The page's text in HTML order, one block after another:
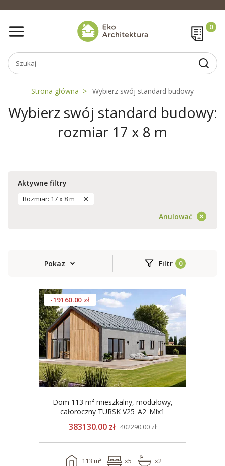
Strona główna Wybierz swój standard budowy
Wybierz swój standard budowy:
rozmiar 17 x 8 m
Aktywne filtry
Rozmiar: 17 x 8 m
Anulować
Pokaz Filtr
-19160.00 zł
Dom 113 m² mieszkalny, modułowy,
całoroczny TURSK V25_A2_Mix1
383130.00 zł 402290.00 zł
113 m² x5 x2